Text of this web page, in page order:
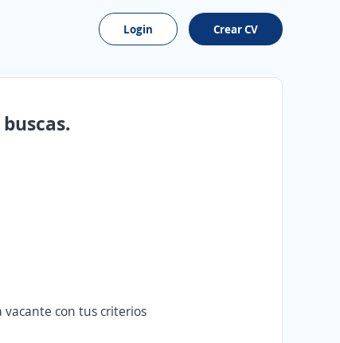
Login Crear CV
con tus criterios